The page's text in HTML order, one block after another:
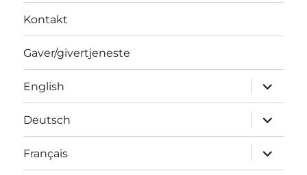
Kontakt
Gaver/givertjeneste
English
Utvid
Deutsch
Utvid
Français
Utvid